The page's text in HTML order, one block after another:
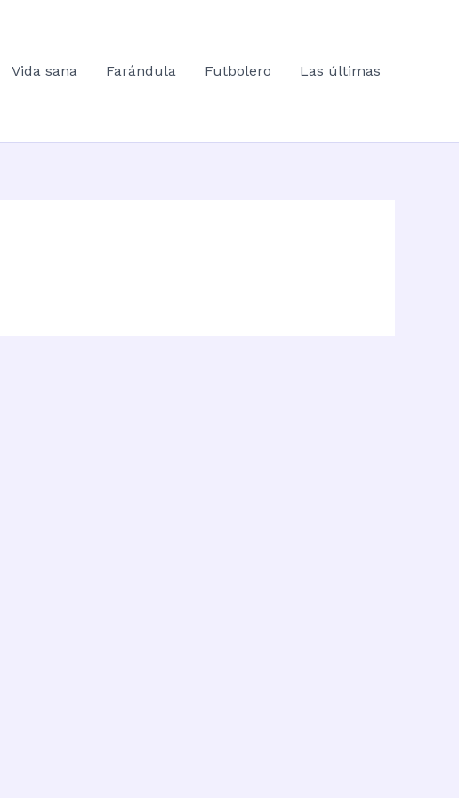
Vida sana
Farándula Futbolero Las últimas